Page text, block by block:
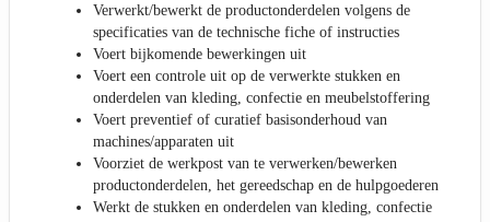
Verwerkt/bewerkt de productonderdelen volgens de
specificaties van de technische fiche of instructies
Voert bijkomende bewerkingen uit
Voert een controle uit op de verwerkte stukken en
onderdelen van kleding, confectie en meubelstoffering
Voert preventief of curatief basisonderhoud van
machines/apparaten uit
Voorziet de werkpost van te verwerken/bewerken
productonderdelen, het gereedschap en de hulpgoederen
Werkt de stukken en onderdelen van kleding, confectie